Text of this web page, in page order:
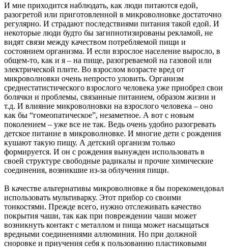
И мне приходится наблюдать, как люди питаются едой,
разогретой или приготовленной в микроволновке достаточно
регулярно. И страдают последствиями питания такой едой. И
некоторые люди будто бы загипнотизированы рекламой, не
видят связи между качеством потребляемой пищи и
состоянием организма. И если взрослое население выросло, в
общем-то, как и я – на пище, разогреваемой на газовой или
электрической плите. Во взрослом возрасте вред от
микроволновки очень непросто уловить. Организм
среднестатистического взрослого человека уже приобрел свои
болячки и проблемы, связанные питанием, образом жизни и
т.д. И влияние микроволновки на взрослого человека – оно
как бы “гомеопатическое”, незаметное. А вот с новым
поколением – уже все не так. Ведь очень удобно разогревать
детское питание в микроволновке. И многие дети с рождения
кушают такую пищу. А детский организм только
формируется. И он с рождения вынужден использовать в
своей структуре свободные радикалы и прочие химические
соединения, возникшие из-за облучения пищи.
В качестве альтернативы микроволновке я бы порекомендовал
использовать мультиварку. Этот прибор со своими
тонкостями. Прежде всего, нужно отслеживать качество
покрытия чаши, так как при повреждении чаши может
возникнуть контакт с металлом и пища может насыщаться
вредными соединениями аллюминия. Но при должной
сноровке и приучения себя к пользованию пластиковыми